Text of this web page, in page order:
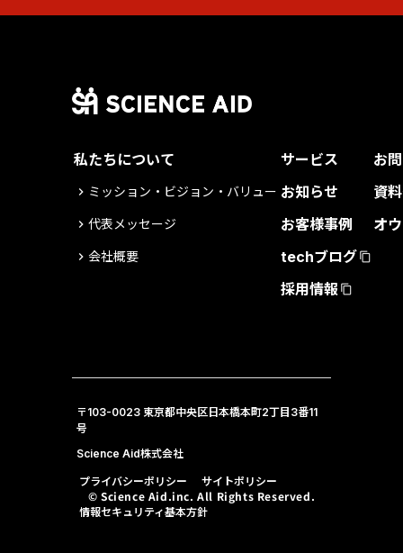
私たちについて
keyboard_arrow_right ミッション・ビジョン・バリュー
keyboard_arrow_right 代表メッセージ
keyboard_arrow_right 会社概要
サービス
お知らせ
お客様事例
techブログ content_copy
採用情報 content_copy
お
資
オ
〒103-0023 東京都中央区日本橋本町2丁目3番11
号
Science Aid株式会社
プライバシーポリシー サイトポリシー
情報セキュリティ基本方針
© Science Aid.inc. All Rights Reserved.